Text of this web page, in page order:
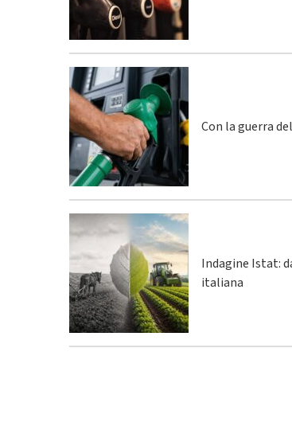
Con la guerra
Indagine Istat:
italiana